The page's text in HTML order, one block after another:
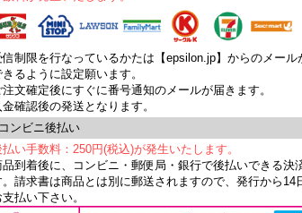
信制限を行なっているかたは【epsilon.jp】からのメール
きるように設定願います。
注文確定後にすぐに番号通知のメールが届きます。
金確認後の発送となります。
ンビニ後払い
払い手数料：250円(税込)が発生いたします。
品到着後に、コンビニ・郵便局・銀行で後払いできる決
。請求書は商品とは別に郵送されますので、発行から14
支払い下さい。